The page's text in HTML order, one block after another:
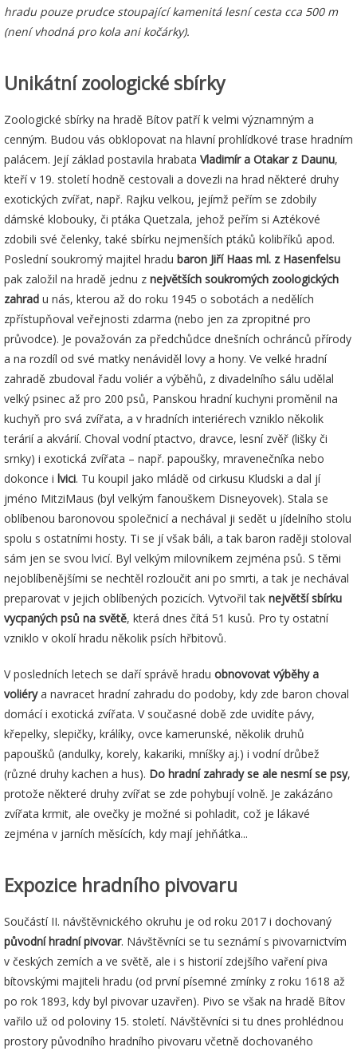
hradu pouze prudce stoupající kamenitá lesní cesta cca 500 m
(není vhodná pro kola ani kočárky).
Unikátní zoologické sbírky
Zoologické sbírky na hradě Bítov patří k velmi významným a
cenným. Budou vás obklopovat na hlavní prohlídkové trase hradním
palácem. Její základ postavila hrabata Vladimír a Otakar z Daunu,
kteří v 19. století hodně cestovali a dovezli na hrad některé druhy
exotických zvířat, např. Rajku velkou, jejímž peřím se zdobily
dámské klobouky, či ptáka Quetzala, jehož peřím si Aztékové
zdobili své čelenky, také sbírku nejmenších ptáků kolibříků apod.
Poslední soukromý majitel hradu baron Jiří Haas ml. z Hasenfelsu
pak založil na hradě jednu z největších soukromých zoologických
zahrad u nás, kterou až do roku 1945 o sobotách a nedělích
zpřístupňoval veřejnosti zdarma (nebo jen za zpropitné pro
průvodce). Je považován za předchůdce dnešních ochránců přírody
a na rozdíl od své matky nenáviděl lovy a hony. Ve velké hradní
zahradě zbudoval řadu voliér a výběhů, z divadelního sálu udělal
velký psinec až pro 200 psů, Panskou hradní kuchyni proměnil na
kuchyň pro svá zvířata, a v hradních interiérech vzniklo několik
terárií a akvárií. Choval vodní ptactvo, dravce, lesní zvěř (lišky či
srnky) i exotická zvířata – např. papoušky, mravenečníka nebo
dokonce i lvici. Tu koupil jako mládě od cirkusu Kludski a dal jí
jméno MitziMaus (byl velkým fanouškem Disneyovek). Stala se
oblíbenou baronovou společnicí a nechával ji sedět u jídelního stolu
spolu s ostatními hosty. Ti se jí však báli, a tak baron raději stoloval
sám jen se svou lvicí. Byl velkým milovníkem zejména psů. S těmi
nejoblíbenějšími se nechtěl rozloučit ani po smrti, a tak je nechával
preparovat v jejich oblíbených pozicích. Vytvořil tak největší sbírku
vycpaných psů na světě, která dnes čítá 51 kusů. Pro ty ostatní
vzniklo v okolí hradu několik psích hřbitovů.
V posledních letech se daří správě hradu obnovovat výběhy a
voliérya navracet hradní zahradu do podoby, kdy zde baron choval
domácí i exotická zvířata. V současné době zde uvidíte pávy,
křepelky, slepičky, králíky, ovce kamerunské, několik druhů
papoušků (andulky, korely, kakariki, mníšky aj.) i vodní drůbež
(různé druhy kachen a hus). Do hradní zahrady se ale nesmí se psy,
protože některé druhy zvířat se zde pohybují volně. Je zakázáno
zvířata krmit, ale ovečky je možné si pohladit, což je lákavé
zejména v jarních měsících, kdy mají jehňátka...
Expozice hradního pivovaru
Součástí II. návštěvnického okruhu je od roku 2017 i dochovaný
původní hradní pivovar. Návštěvníci se tu seznámí s pivovarnictvím
v českých zemích a ve světě, ale i s historií zdejšího vaření piva
bítovskými majiteli hradu (od první písemné zmínky z roku 1618 až
po rok 1893, kdy byl pivovar uzavřen). Pivo se však na hradě Bítov
vařilo už od poloviny 15. století. Návštěvníci si tu dnes prohlédnou
prostory původního hradního pivovaru včetně dochovaného